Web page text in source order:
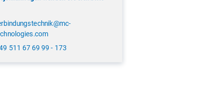
511 67 69 99 - 173